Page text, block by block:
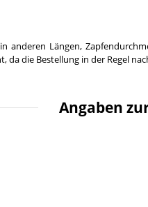
anderen Längen,
da die Bestellung in der Regel
Angaben